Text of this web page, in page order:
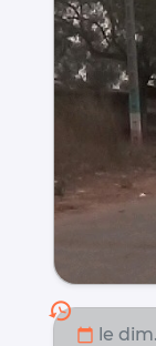
history
calendar_today le